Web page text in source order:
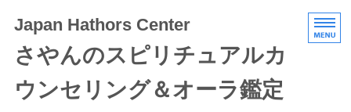
Japan Hathors Center
さやんのスピリチュアルカ
ウンセリング＆オーラ鑑定